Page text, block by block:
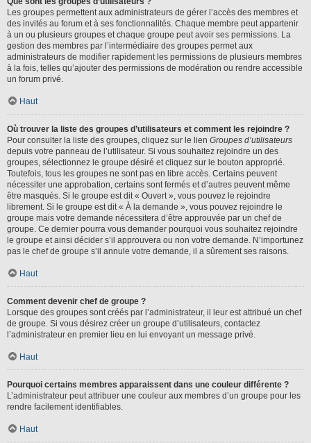
Les groupes permettent aux administrateurs de gérer l’accès des membres et
des invités au forum et à ses fonctionnalités. Chaque membre peut appartenir
à un ou plusieurs groupes et chaque groupe peut avoir ses permissions. La
gestion des membres par l’intermédiaire des groupes permet aux
administrateurs de modifier rapidement les permissions de plusieurs membres
à la fois, telles qu’ajouter des permissions de modération ou rendre accessible
un forum privé.
Haut
Où trouver la liste des groupes d’utilisateurs et comment les rejoindre ?
Pour consulter la liste des groupes, cliquez sur le lien Groupes d’utilisateurs
depuis votre panneau de l’utilisateur. Si vous souhaitez rejoindre un des
groupes, sélectionnez le groupe désiré et cliquez sur le bouton approprié.
Toutefois, tous les groupes ne sont pas en libre accès. Certains peuvent
nécessiter une approbation, certains sont fermés et d’autres peuvent même
être masqués. Si le groupe est dit « Ouvert », vous pouvez le rejoindre
librement. Si le groupe est dit « À la demande », vous pouvez rejoindre le
groupe mais votre demande nécessitera d’être approuvée par un chef de
groupe. Ce dernier pourra vous demander pourquoi vous souhaitez rejoindre
le groupe et ainsi décider s’il approuvera ou non votre demande. N’importunez
pas le chef de groupe s’il annule votre demande, il a sûrement ses raisons.
Haut
Comment devenir chef de groupe ?
Lorsque des groupes sont créés par l’administrateur, il leur est attribué un chef
de groupe. Si vous désirez créer un groupe d’utilisateurs, contactez
l’administrateur en premier lieu en lui envoyant un message privé.
Haut
Pourquoi certains membres apparaissent dans une couleur différente ?
L’administrateur peut attribuer une couleur aux membres d’un groupe pour les
rendre facilement identifiables.
Haut